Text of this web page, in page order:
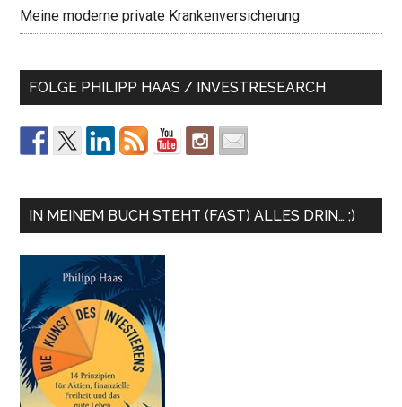
Meine moderne private Krankenversicherung
FOLGE PHILIPP HAAS / INVESTRESEARCH
IN MEINEM BUCH STEHT (FAST) ALLES DRIN… ;)